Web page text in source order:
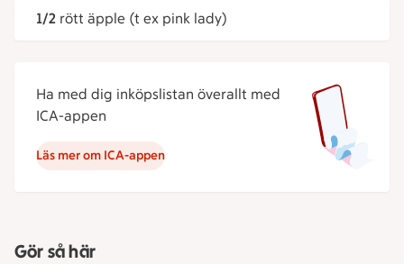
1/2 rött äpple (t ex pink lady)
Ha med dig inköpslistan överallt med
ICA-appen
Läs mer om ICA-appen
Gör så här